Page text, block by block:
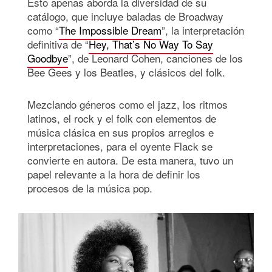
catálogo, que incluye baladas de Broadway
como “The Impossible Dream”, la interpretación
definitiva de “Hey, That’s No Way To Say
Goodbye”, de Leonard Cohen, canciones de los
Bee Gees y los Beatles, y clásicos del folk.
Mezclando géneros como el jazz, los ritmos
latinos, el rock y el folk con elementos de
música clásica en sus propios arreglos e
interpretaciones, para el oyente Flack se
convierte en autora. De esta manera, tuvo un
papel relevante a la hora de definir los
procesos de la música pop.